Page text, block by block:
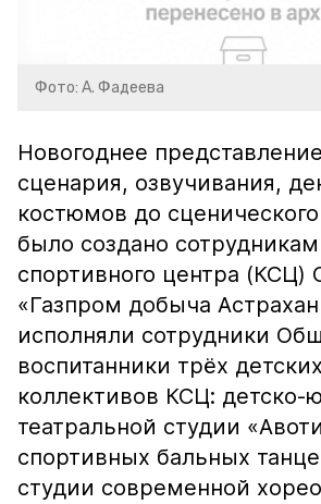
Фото: А. Фадеева
Новогоднее
сценария, озвучивания,
костюмов до
было создано
спортивного центра (КСЦ)
«Газпром добыча
исполняли сотрудники
воспитанники трёх детских
коллективов КСЦ: детско-
театральной студии
спортивных бальных
студии современной